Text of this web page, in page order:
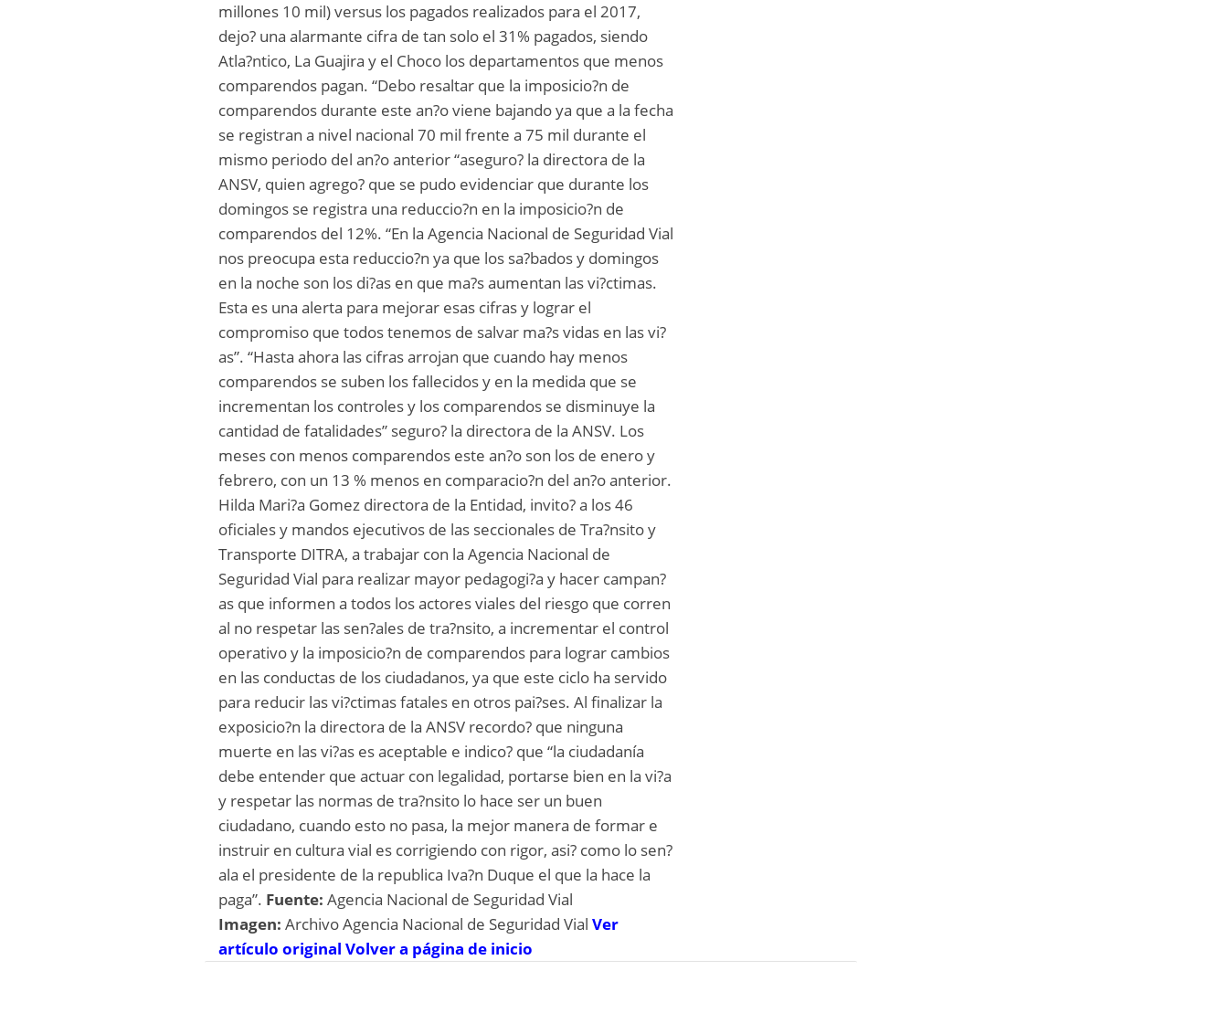
millones 10 mil) versus los pagados realizados para el 2017,
dejo? una alarmante cifra de tan solo el 31% pagados, siendo
Atla?ntico, La Guajira y el Choco los departamentos que menos
comparendos pagan. “Debo resaltar que la imposicio?n de
comparendos durante este an?o viene bajando ya que a la fecha
se registran a nivel nacional 70 mil frente a 75 mil durante el
mismo periodo del an?o anterior “aseguro? la directora de la
ANSV, quien agrego? que se pudo evidenciar que durante los
domingos se registra una reduccio?n en la imposicio?n de
comparendos del 12%. “En la Agencia Nacional de Seguridad Vial
nos preocupa esta reduccio?n ya que los sa?bados y domingos
en la noche son los di?as en que ma?s aumentan las vi?ctimas.
Esta es una alerta para mejorar esas cifras y lograr el
compromiso que todos tenemos de salvar ma?s vidas en las vi?
as”. “Hasta ahora las cifras arrojan que cuando hay menos
comparendos se suben los fallecidos y en la medida que se
incrementan los controles y los comparendos se disminuye la
cantidad de fatalidades” seguro? la directora de la ANSV. Los
meses con menos comparendos este an?o son los de enero y
febrero, con un 13 % menos en comparacio?n del an?o anterior.
Hilda Mari?a Gomez directora de la Entidad, invito? a los 46
oficiales y mandos ejecutivos de las seccionales de Tra?nsito y
Transporte DITRA, a trabajar con la Agencia Nacional de
Seguridad Vial para realizar mayor pedagogi?a y hacer campan?
as que informen a todos los actores viales del riesgo que corren
al no respetar las sen?ales de tra?nsito, a incrementar el control
operativo y la imposicio?n de comparendos para lograr cambios
en las conductas de los ciudadanos, ya que este ciclo ha servido
para reducir las vi?ctimas fatales en otros pai?ses. Al finalizar la
exposicio?n la directora de la ANSV recordo? que ninguna
muerte en las vi?as es aceptable e indico? que “la ciudadanía
debe entender que actuar con legalidad, portarse bien en la vi?a
y respetar las normas de tra?nsito lo hace ser un buen
ciudadano, cuando esto no pasa, la mejor manera de formar e
instruir en cultura vial es corrigiendo con rigor, asi? como lo sen?
ala el presidente de la republica Iva?n Duque el que la hace la
paga”. Fuente:Agencia Nacional de Seguridad Vial
Imagen:Archivo Agencia Nacional de Seguridad VialVer
artículo original Volver a página de inicio